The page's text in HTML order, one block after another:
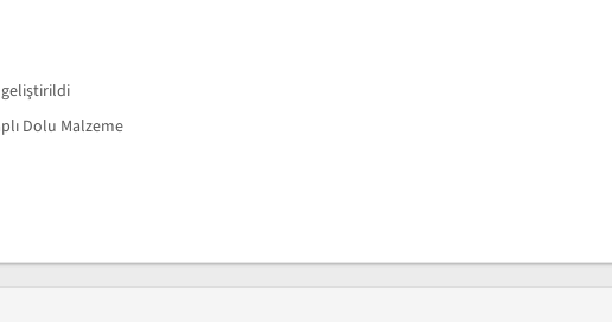
Dolu Malzeme